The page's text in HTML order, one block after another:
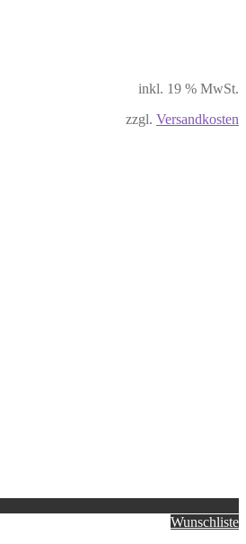
inkl. 19 % MwSt.
zzgl. Versandkosten
Wunschliste